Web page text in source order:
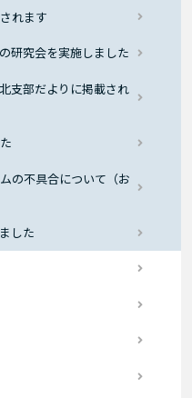
れます
研究会を実施しました
支部だよりに掲載され
の不具合について（お
した